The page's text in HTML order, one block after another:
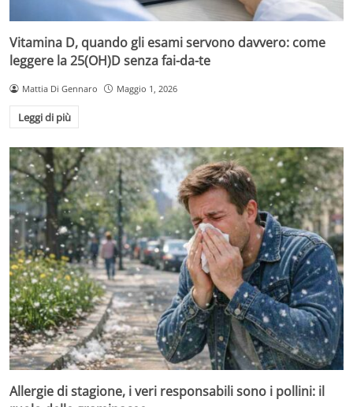
Vitamina D, quando gli esami servono davvero: come
leggere la 25(OH)D senza fai-da-te
Mattia Di Gennaro Maggio 1, 2026
Leggi di più
Allergie di stagione, i veri responsabili sono i pollini: il